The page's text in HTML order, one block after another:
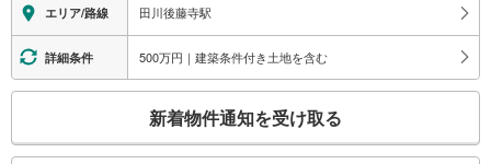
エリア/路線 田川後藤寺駅
詳細条件 500万円｜建築条件付き土地を含む
検
新着物件通知を受け取る